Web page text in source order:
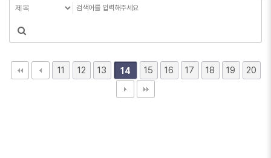
11 12 13 14 15 16 17 18 19 20